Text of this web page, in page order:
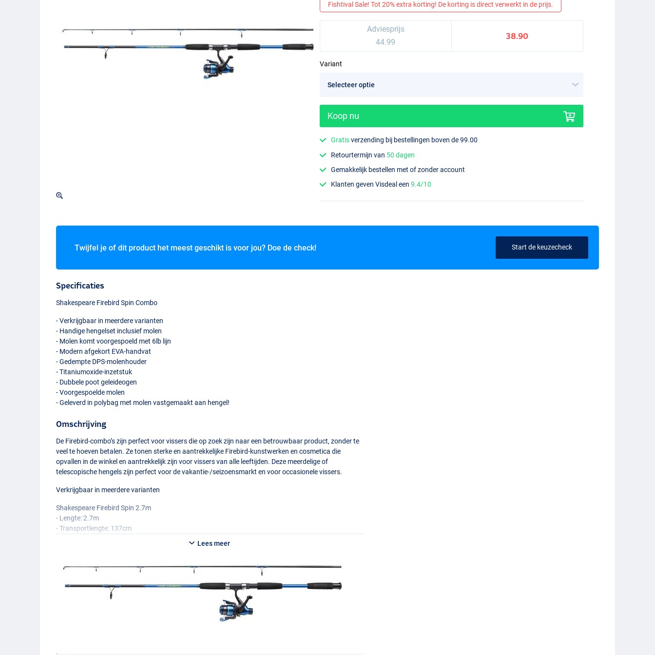
Fishtival Sale! Tot 20% extra korting! De korting is direct verwerkt in de prijs.
Adviesprijs
44.99
38.90
Variant
Koop nu
Gratisverzending bij bestellingen boven de 99.00
Retourtermijn van 50 dagen
Gemakkelijk bestellen met of zonder account
Klanten geven Visdeal een9.4/10
Twijfel je of dit product het meest geschikt is voor jou? Doe de check! Start de keuzecheck
Specificaties
Shakespeare Firebird Spin Combo
- Verkrijgbaar in meerdere varianten
- Handige hengelset inclusief molen
- Molen komt voorgespoeld met 6lb lijn
- Modern afgekort EVA-handvat
- Gedempte DPS-molenhouder
- Titaniumoxide-inzetstuk
- Dubbele poot geleideogen
- Voorgespoelde molen
- Geleverd in polybag met molen vastgemaakt aan hengel!
Omschrijving
De Firebird-combo’s zijn perfect voor vissers die op zoek zijn naar een betrouwbaar product, zonder te
veel te hoeven betalen. Ze tonen sterke en aantrekkelijke Firebird-kunstwerken en cosmetica die
opvallen in de winkel en aantrekkelijk zijn voor vissers van alle leeftijden. Deze meerdelige of
telescopische hengels zijn perfect voor de vakantie-/seizoensmarkt en voor occasionele vissers.
Verkrijgbaar in meerdere varianten
Shakespeare Firebird Spin 2.7m
- Lengte: 2.7m
- Transportlengte: 137cm
- Kogellagers: 1
- Trekkracht: 5.5kg
- Lijncapaciteit: 180m/0.25mm
Lees meer